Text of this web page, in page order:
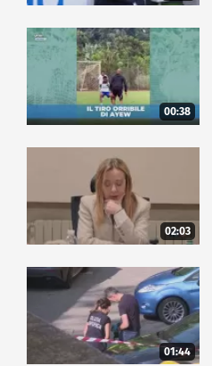
00:38
02:03
01:44